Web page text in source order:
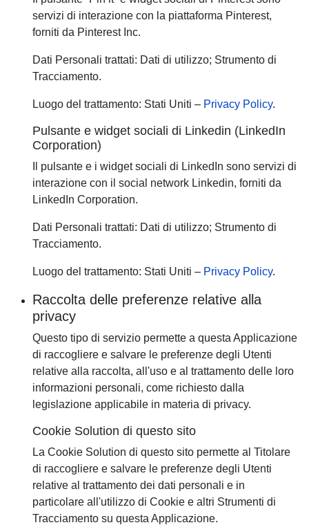
servizi di interazione con la piattaforma Pinterest,
forniti da Pinterest Inc.
Dati Personali trattati: Dati di utilizzo; Strumento di
Tracciamento.
Luogo del trattamento: Stati Uniti – Privacy Policy.
Pulsante e widget sociali di Linkedin (LinkedIn
Corporation)
Il pulsante e i widget sociali di LinkedIn sono servizi di
interazione con il social network Linkedin, forniti da
LinkedIn Corporation.
Dati Personali trattati: Dati di utilizzo; Strumento di
Tracciamento.
Luogo del trattamento: Stati Uniti – Privacy Policy.
Raccolta delle preferenze relative alla
privacy
Questo tipo di servizio permette a questa Applicazione
di raccogliere e salvare le preferenze degli Utenti
relative alla raccolta, all'uso e al trattamento delle loro
informazioni personali, come richiesto dalla
legislazione applicabile in materia di privacy.
Cookie Solution di questo sito
La Cookie Solution di questo sito permette al Titolare
di raccogliere e salvare le preferenze degli Utenti
relative al trattamento dei dati personali e in
particolare all'utilizzo di Cookie e altri Strumenti di
Tracciamento su questa Applicazione.